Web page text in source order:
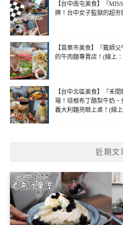
【台中南屯美食】『
牌！台中女子監獄的超
【苗栗市美食】『戴師
的牛肉麵專賣店！(線上
【台中北區美食】『禾
場！培根布丁酪梨牛奶
義大利麵亮眼上桌！(線
近期文